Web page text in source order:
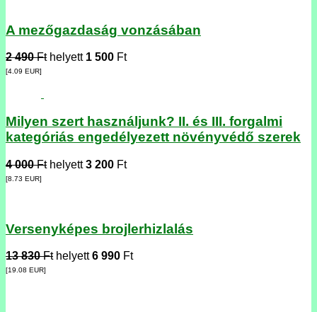
A mezőgazdaság vonzásában
2 490 Fthelyett 1 500 Ft
[4.09 EUR]
Milyen szert használjunk? II. és III. forgalmi
kategóriás engedélyezett növényvédő szerek
4 000 Fthelyett3 200 Ft
[8.73 EUR]
Versenyképes brojlerhizlalás
13 830 Fthelyett6 990 Ft
[19.08 EUR]